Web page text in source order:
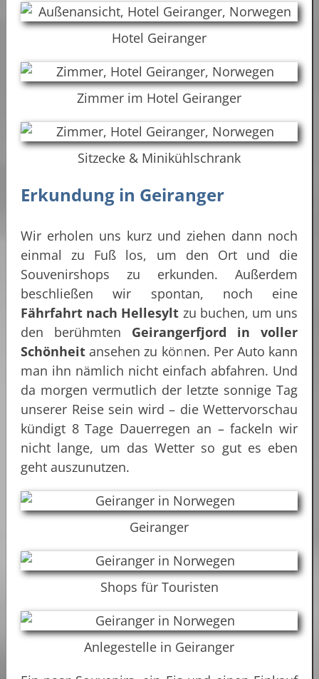
Hotel Geiranger
Zimmer im Hotel Geiranger
Sitzecke & Minikühlschrank
Erkundung in Geiranger
Wir erholen uns kurz und ziehen dann noch
einmal zu Fuß los, um den Ort und die
Souvenirshops zu erkunden. Außerdem
beschließen wir spontan, noch eine
Fährfahrt nach Hellesylt zu buchen, um uns
den berühmten Geirangerfjord in voller
Schönheit ansehen zu können. Per Auto kann
man ihn nämlich nicht einfach abfahren. Und
da morgen vermutlich der letzte sonnige Tag
unserer Reise sein wird – die Wettervorschau
kündigt 8 Tage Dauerregen an – fackeln wir
nicht lange, um das Wetter so gut es eben
geht auszunutzen.
Geiranger
Shops für Touristen
Anlegestelle in Geiranger